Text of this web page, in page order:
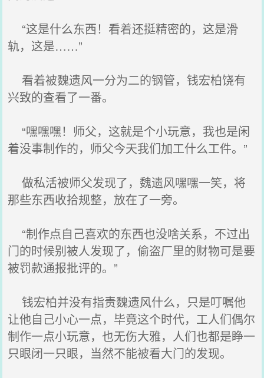
“这是什么东西！看着还挺精密的，这是滑
轨，这是……”
看着被魏遗风一分为二的钢管，钱宏柏饶有
兴致的查看了一番。
“嘿嘿嘿！师父，这就是个小玩意，我也是闲
着没事制作的，师父今天我们加工什么工件。”
做私活被师父发现了，魏遗风嘿嘿一笑，将
那些东西收拾规整，放在了一旁。
“制作点自己喜欢的东西也没啥关系，不过出
门的时候别被人发现了，偷盗厂里的财物可是要
被罚款通报批评的。”
钱宏柏并没有指责魏遗风什么，只是叮嘱他
让他自己小心一点，毕竟这个时代，工人们偶尔
制作一点小玩意，也无伤大雅，人们也都是睁一
只眼闭一只眼，当然不能被看大门的发现。